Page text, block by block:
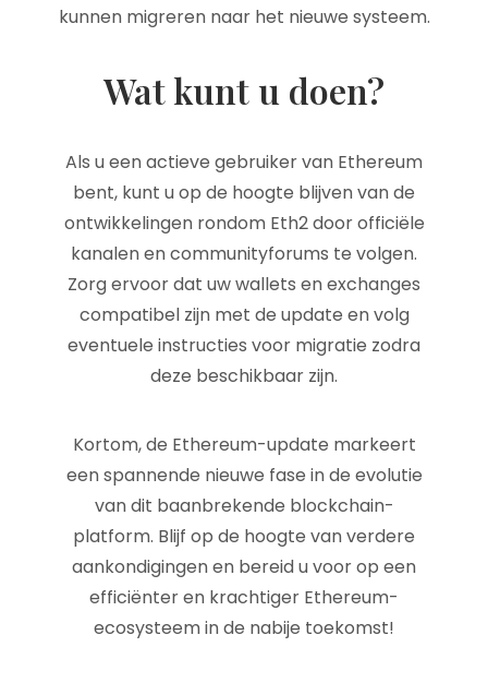
kunnen migreren naar het nieuwe systeem.
Wat kunt u doen?
Als u een actieve gebruiker van Ethereum
bent, kunt u op de hoogte blijven van de
ontwikkelingen rondom Eth2 door officiële
kanalen en communityforums te volgen.
Zorg ervoor dat uw wallets en exchanges
compatibel zijn met de update en volg
eventuele instructies voor migratie zodra
deze beschikbaar zijn.
Kortom, de Ethereum-update markeert
een spannende nieuwe fase in de evolutie
van dit baanbrekende blockchain-
platform. Blijf op de hoogte van verdere
aankondigingen en bereid u voor op een
efficiënter en krachtiger Ethereum-
ecosysteem in de nabije toekomst!